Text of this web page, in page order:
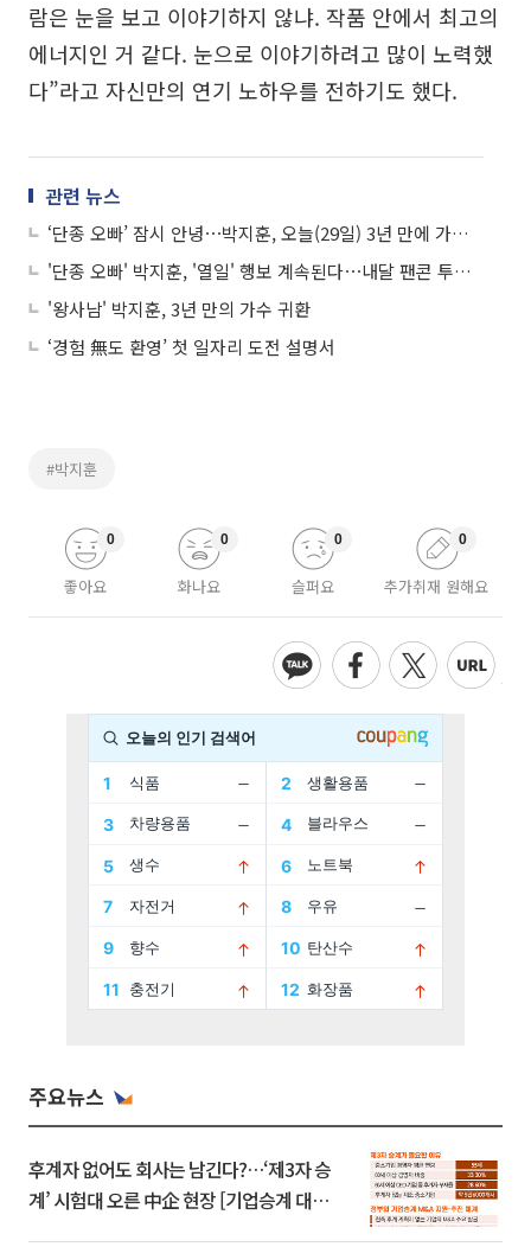
람은 눈을 보고 이야기하지 않냐. 작품 안에서 최고의
에너지인 거 같다. 눈으로 이야기하려고 많이 노력했
다”라고 자신만의 연기 노하우를 전하기도 했다.
관련 뉴스
‘단종 오빠’ 잠시 안녕⋯박지훈, 오늘(29일) 3년 만에 가수 복귀
'단종 오빠' 박지훈, '열일' 행보 계속된다⋯내달 팬콘 투어 돌입
'왕사남' 박지훈, 3년 만의 가수 귀환
‘경험 無도 환영’ 첫 일자리 도전 설명서
#박지훈
좋아요
0
화나요
0
슬퍼요
0
추가취재 원해요
0
주요뉴스
후계자 없어도 회사는 남긴다?…‘제3자 승
계’ 시험대 오른 中企 현장 [기업승계 대전